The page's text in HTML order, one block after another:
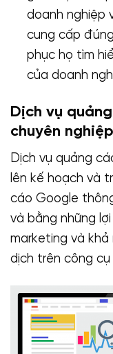
doanh nghiệp
cung cấp
phục họ tìm
của doanh
Dịch vụ
chuyên
Dịch vụ quảng
lên kế hoạch và
cáo Google
và bằng những
marketing và khả
dịch trên công